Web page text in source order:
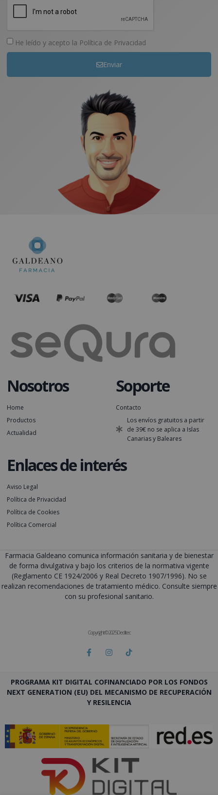
He leído y acepto la Política de Privacidad
Enviar
Nosotros
Home
Productos
Actualidad
Soporte
Contacto
Los envíos gratuitos a partir
de 39€ no se aplica a Islas
Canarias y Baleares
Enlaces de interés
Aviso Legal
Política de Privacidad
Política de Cookies
Política Comercial
Farmacia Galdeano comunica información sanitaria y de bienestar
de forma divulgativa y bajo los criterios de la normativa vigente
(Reglamento CE 1924/2006 y Real Decreto 1907/1996). No se
realizan recomendaciones de tratamiento médico. Consulte siempre
con su profesional sanitario.
Copyright © 2025 Deditec
PROGRAMA KIT DIGITAL COFINANCIADO POR LOS FONDOS
NEXT GENERATION (EU) DEL MECANISMO DE RECUPERACIÓN
Y RESILENCIA